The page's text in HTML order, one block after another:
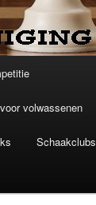
volwassenen
Schaakclubs